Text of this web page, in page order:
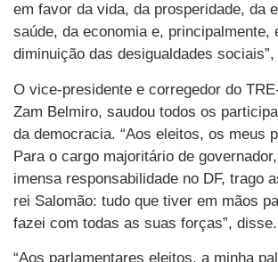
em favor da vida, da prosperidade, da
saúde, da economia e, principalmente,
diminuição das desigualdades
O vice-presidente e corregedor do
Zam Belmiro, saudou todos os
da democracia. “Aos eleitos, os meus
Para o cargo majoritário de
imensa responsabilidade no DF, trago
rei Salomão: tudo que tiver em mãos
fazei com todas as suas forças”, disse.
“Aos parlamentares eleitos, a minha